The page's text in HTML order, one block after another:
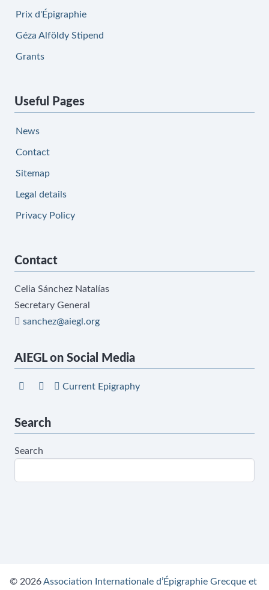
Prix d'Épigraphie
Géza Alföldy Stipend
Grants
Useful Pages
News
Contact
Sitemap
Legal details
Privacy Policy
Contact
Celia Sánchez Natalías
Secretary General
sanchez@aiegl.org
AIEGL on Social Media
Current Epigraphy
Search
Search
© 2026Association Internationale d’Épigraphie Grecque et